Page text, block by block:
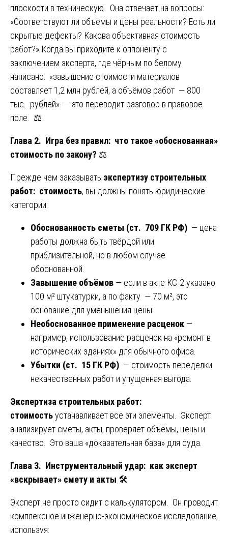
плоскости в техническую. Она отвечает на вопросы:
«Соответствуют ли объёмы и цены реальности? Есть ли
скрытые дефекты? Какова объективная стоимость
работ?» Когда вы приходите к оппоненту с
заключением эксперта, где чёрным по белому
написано: «завышение стоимости материалов
составляет 1,2 млн рублей, а объёмов работ — 800
тыс. рублей» — это переводит разговор в правовое
поле. ⚖️
Глава 2. Игра без правил: что такое «обоснованная»
стоимость по закону? ⚖️
Прежде чем заказывать экспертизу строительных
работ: стоимость, вы должны понять юридические
категории:
Обоснованность сметы (ст. 709 ГК РФ) — цена
работы должна быть твёрдой или
приблизительной, но в любом случае
обоснованной.
Завышение объёмов — если в акте КС-2 указано
100 м² штукатурки, а по факту — 70 м², это
основание для уменьшения цены.
Необоснованное применение расценок —
например, использование расценок на «ремонт в
исторических зданиях» для обычного офиса.
Убытки (ст. 15 ГК РФ) — стоимость переделки
некачественных работ и упущенная выгода.
Экспертиза строительных работ:
стоимостьустанавливает все эти элементы. Эксперт
анализирует сметы, акты, проверяет объёмы, цены и
качество. Это ваша «доказательная база» для суда.
Глава 3. Инструментальный удар: как эксперт
«вскрывает» смету и акты 🛠️
Эксперт не просто сидит с калькулятором. Он проводит
комплексное инженерно-экономическое исследование,
используя: